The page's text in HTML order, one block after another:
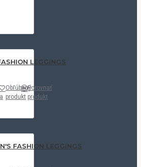
LEGGINGS
Obľúbený
produkt
Porovnať
produkt
FASHION LEGGINGS